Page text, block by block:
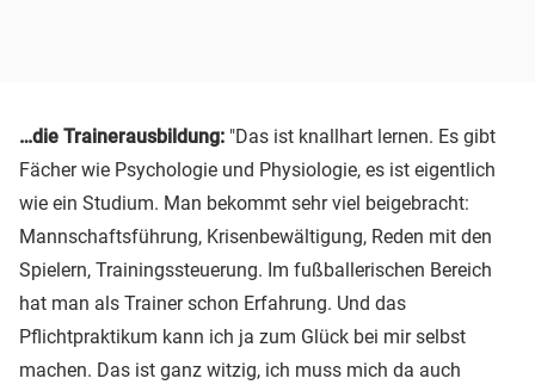
…die Trainerausbildung: "Das ist knallhart lernen. Es gibt
Fächer wie Psychologie und Physiologie, es ist eigentlich
wie ein Studium. Man bekommt sehr viel beigebracht:
Mannschaftsführung, Krisenbewältigung, Reden mit den
Spielern, Trainingssteuerung. Im fußballerischen Bereich
hat man als Trainer schon Erfahrung. Und das
Pflichtpraktikum kann ich ja zum Glück bei mir selbst
machen. Das ist ganz witzig, ich muss mich da auch